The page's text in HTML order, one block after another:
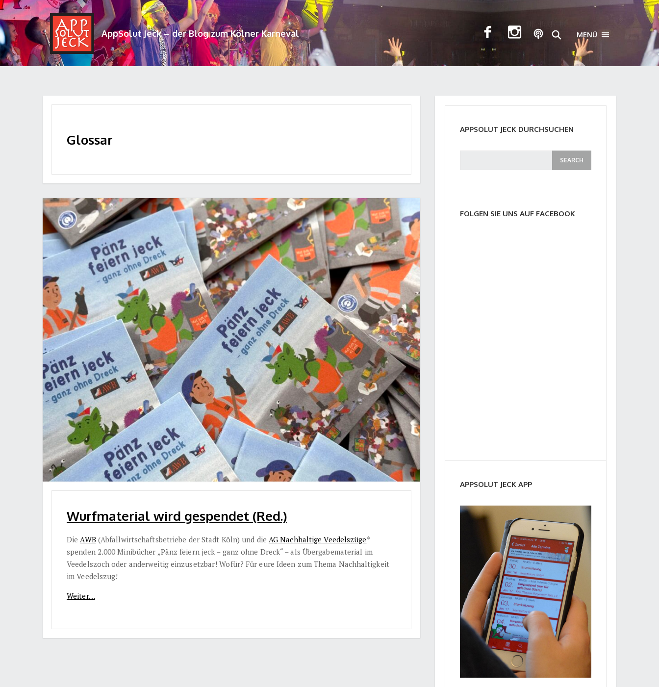
AppSolut Jeck – der Blog zum Kölner Karneval MENÜ TOGGLE
Glossar
Wurfmaterial wird gespendet (Red.)
Die AWB (Abfallwirtschaftsbetriebe der Stadt Köln) und die AG Nachhaltige Veedelszüge*
spenden 2.000 Minibücher „Pänz feiern jeck – ganz ohne Dreck“ – als Übergabematerial im
Veedelszoch oder anderweitig einzusetzbar! Wofür? Für eure Ideen zum Thema Nachhaltigkeit
im Veedelszug!
Weiter…
APPSOLUT JECK DURCHSUCHEN
FOLGEN SIE UNS AUF FACEBOOK
APPSOLUT JECK APP